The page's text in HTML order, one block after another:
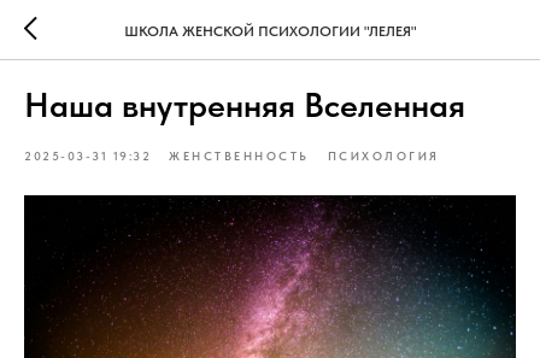
ШКОЛА ЖЕНСКОЙ ПСИХОЛОГИИ "ЛЕЛЕЯ"
Наша внутренняя Вселенная
2025-03-31 19:32 ЖЕНСТВЕННОСТЬ ПСИХОЛОГИЯ